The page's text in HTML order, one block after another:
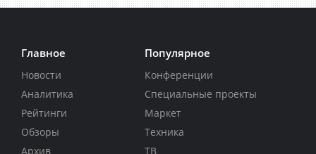
Главное
Новости
Аналитика
Рейтинги
Обзоры
Архив
Популярное
Конференции
Специальные проекты
Маркет
Техника
ТВ